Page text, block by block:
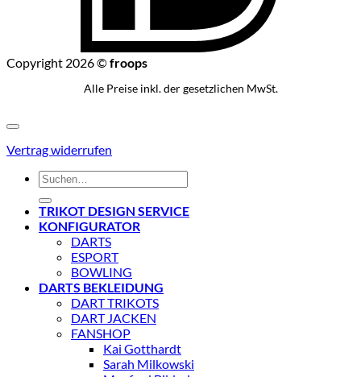
Copyright 2026 ©froops
Alle Preise inkl. der gesetzlichen MwSt.
Vertrag widerrufen
Suchen
nach:
TRIKOT DESIGN SERVICE
KONFIGURATOR
DARTS
ESPORT
BOWLING
DARTS BEKLEIDUNG
DART TRIKOTS
DART JACKEN
FANSHOP
Kai Gotthardt
Sarah Milkowski